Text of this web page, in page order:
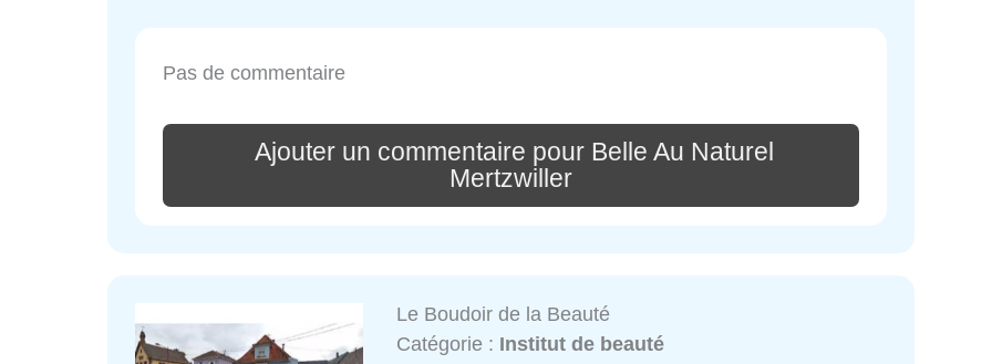
Pas de commentaire
Ajouter un commentaire pour Belle Au Naturel
Mertzwiller
Le Boudoir de la Beauté
Catégorie : Institut de beauté